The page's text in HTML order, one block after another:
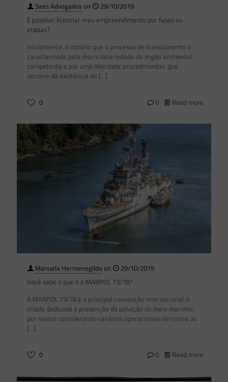
Saes Advogadoson
29/10/2019
É possível licenciar meu empreendimento por fases ou
etapas?
Inicialmente, é notório que o processo de licenciamento é
caracterizado pela discricionariedade do órgão ambiental
competente e por uma liberdade procedimental, que
decorre da existência de […]
0 0 Read more
Manuela Hermenegildo on
29/10/2019
Você sabe o que é a MARPOL 73/78?
A MARPOL 73/78 é a principal convenção internacional já
criada dedicada à prevenção da poluição do meio marinho
por navios considerando cenários operacionais de rotina ou
[…]
0 0 Read more